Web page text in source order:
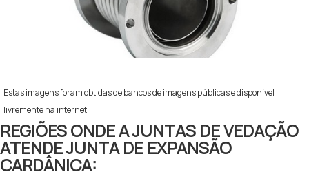
Estas imagens foram obtidas de bancos de imagens públicas e disponível
livremente na internet
REGIÕES ONDE A JUNTAS DE VEDAÇÃO
ATENDE JUNTA DE EXPANSÃO
CARDÂNICA: